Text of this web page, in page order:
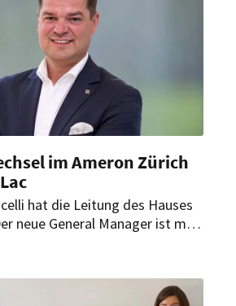
im Ameron Zürich
hat die Leitung des Hauses
neue General Manager ist mit
ausgezeichnet.